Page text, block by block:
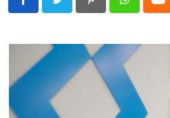
PinterestWhatsapp